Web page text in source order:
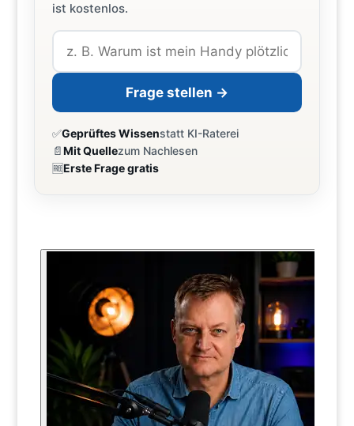
ist kostenlos.
Frage stellen →
✅Geprüftes Wissenstatt KI-Raterei
📄Mit Quellezum Nachlesen
🆓Erste Frage gratis